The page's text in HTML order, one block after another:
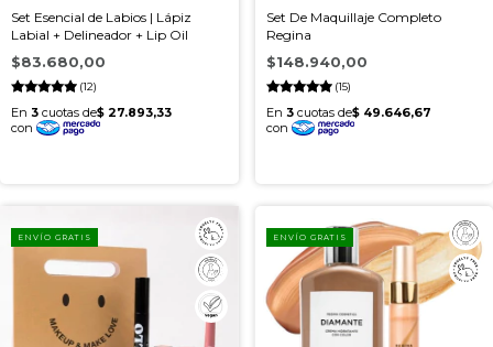
Set Esencial de Labios | Lápiz
Labial + Delineador + Lip Oil
(12)
$83.680,00
Set De Maquillaje Completo
Regina
(15)
$148.940,00
ENVÍO GRATIS ENVÍO GRATIS